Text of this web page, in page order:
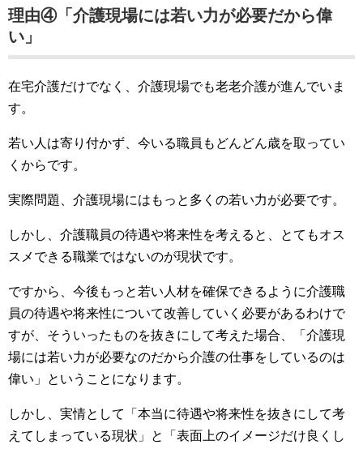
理由④「介護現場には若い力が必要だから偉
い」
在宅介護だけでなく、介護現場でも老老介護が進んでいま
す。
若い人は寄り付かず、今いる職員もどんどん歳を取ってい
くからです。
実際問題、介護現場にはもっと多くの若い力が必要です。
しかし、介護職員の待遇や将来性を考えると、とてもオス
スメできる職業ではないのが現状です。
ですから、今後もっと若い人材を確保できるように介護職
員の待遇や将来性について改善していく必要があるわけで
すが、そういったものを抜きにして考えた場合、「介護現
場には若い力が必要なのだから介護の仕事をしているのは
偉い」ということになります。
しかし、実情として「本当に待遇や将来性を抜きにして考
えてしまっている現状」と「表面上のイメージだけ良くし